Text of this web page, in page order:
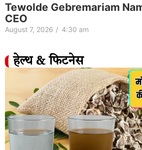
Tewolde Gebremariam
CEO
August 7, 2026 / 4:30 am
हेल्थ & फिटनेस